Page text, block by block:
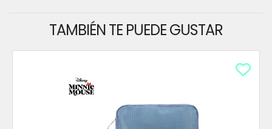
TAMBIÉN TE PUEDE GUSTAR